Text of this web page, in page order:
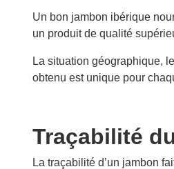
Un bon jambon ibérique
un produit de qualité
La situation géographique,
obtenu est unique pour
Traçabilité
La traçabilité d’un jambon